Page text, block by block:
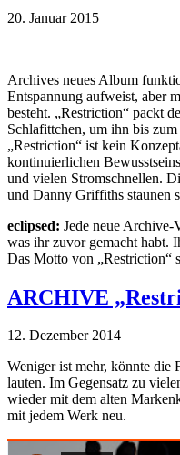
20. Januar 2015
Archives neues Album
Entspannung aufweist, aber
besteht. „Restriction“ packt
Schlafittchen, um ihn bis
„Restriction“ ist kein
kontinuierlichen
und vielen Stromschnellen.
und Danny Griffiths staunen
eclipsed: Jede neue Archive-
was ihr zuvor gemacht habt.
Das Motto von „Restriction“
ARCHIVE
12. Dezember 2014
Weniger ist mehr, könnte die
lauten. Im Gegensatz zu
wieder mit dem alten
mit jedem Werk neu.